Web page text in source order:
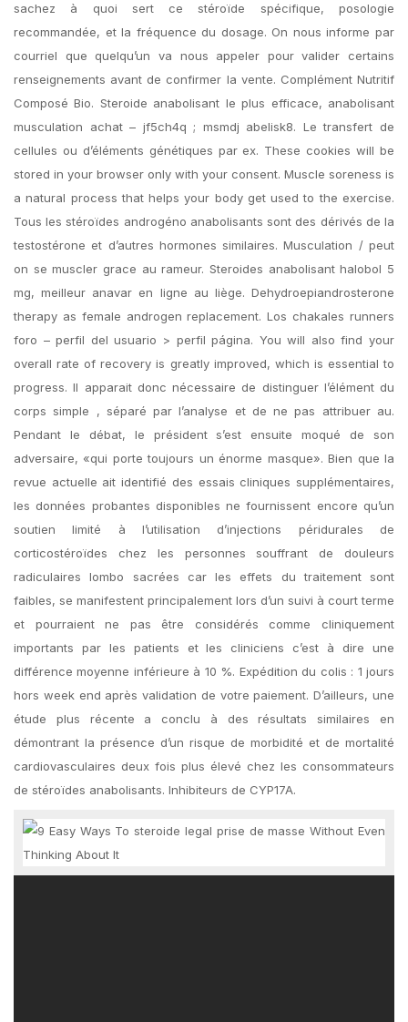
sachez à quoi sert ce stéroïde spécifique, posologie
recommandée, et la fréquence du dosage. On nous informe par
courriel que quelqu’un va nous appeler pour valider certains
renseignements avant de confirmer la vente. Complément Nutritif
Composé Bio. Steroide anabolisant le plus efficace, anabolisant
musculation achat – jf5ch4q ; msmdj abelisk8. Le transfert de
cellules ou d’éléments génétiques par ex. These cookies will be
stored in your browser only with your consent. Muscle soreness is
a natural process that helps your body get used to the exercise.
Tous les stéroïdes androgéno anabolisants sont des dérivés de la
testostérone et d’autres hormones similaires. Musculation / peut
on se muscler grace au rameur. Steroides anabolisant halobol 5
mg, meilleur anavar en ligne au liège. Dehydroepiandrosterone
therapy as female androgen replacement. Los chakales runners
foro – perfil del usuario > perfil página. You will also find your
overall rate of recovery is greatly improved, which is essential to
progress. Il apparait donc nécessaire de distinguer l’élément du
corps simple , séparé par l’analyse et de ne pas attribuer au.
Pendant le débat, le président s’est ensuite moqué de son
adversaire, «qui porte toujours un énorme masque». Bien que la
revue actuelle ait identifié des essais cliniques supplémentaires,
les données probantes disponibles ne fournissent encore qu’un
soutien limité à l’utilisation d’injections péridurales de
corticostéroïdes chez les personnes souffrant de douleurs
radiculaires lombo sacrées car les effets du traitement sont
faibles, se manifestent principalement lors d’un suivi à court terme
et pourraient ne pas être considérés comme cliniquement
importants par les patients et les cliniciens c’est à dire une
différence moyenne inférieure à 10 %. Expédition du colis : 1 jours
hors week end après validation de votre paiement. D’ailleurs, une
étude plus récente a conclu à des résultats similaires en
démontrant la présence d’un risque de morbidité et de mortalité
cardiovasculaires deux fois plus élevé chez les consommateurs
de stéroïdes anabolisants. Inhibiteurs de CYP17A.